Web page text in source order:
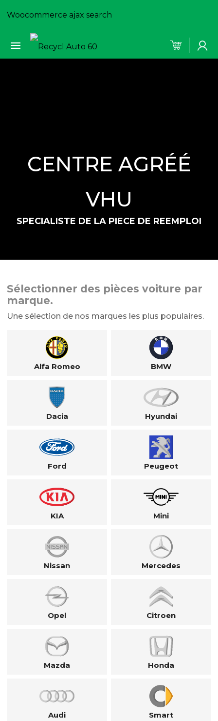
Woocommerce ajax search
CENTRE AGRÉÉ
VHU
SPÉCIALISTE DE LA PIÈCE DE RÉEMPLOI
Sélectionner des pièces voiture par
marque.
Une sélection de nos marques les plus populaires.
Alfa Romeo BMW
Dacia Hyundai
Ford Peugeot
KIA Mini
Nissan Mercedes
Opel Citroen
Mazda Honda
Audi Smart